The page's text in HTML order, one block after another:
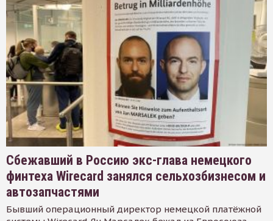
Сбежавший в Россию экс-глава немецкого
финтеха Wirecard занялся сельхозбизнесом и
автозапчастями
Бывший операционный директор немецкой платёжной